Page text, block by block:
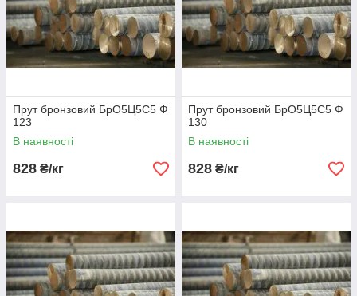
Прут бронзовий БрО5Ц5С5 Ф
123
В наявності
828 ₴/кг
Прут бронзовий БрО5Ц5С5 Ф
130
В наявності
828 ₴/кг